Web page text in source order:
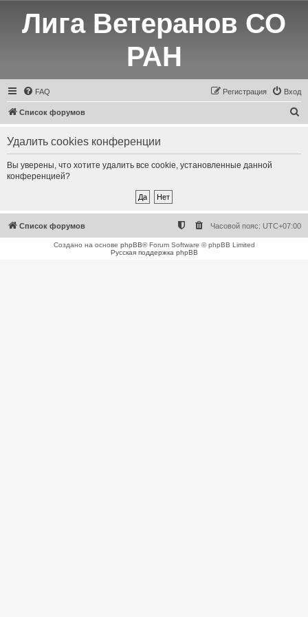
Лига Ветеранов СО
РАН
FAQ Вход
Регистрация
Список форумов
Удалить cookies конференции
Вы уверены, что хотите удалить все cookie, установленные данной
конференцией?
Список форумов Часовой пояс: UTC+07:00
Создано на основе phpBB® Forum Software © phpBB Limited
Русская поддержка phpBB